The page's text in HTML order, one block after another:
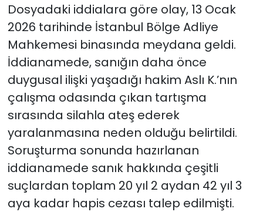
Dosyadaki iddialara göre olay, 13 Ocak
2026 tarihinde İstanbul Bölge Adliye
Mahkemesi binasında meydana geldi.
İddianamede, sanığın daha önce
duygusal ilişki yaşadığı hakim Aslı K.’nın
çalışma odasında çıkan tartışma
sırasında silahla ateş ederek
yaralanmasına neden olduğu belirtildi.
Soruşturma sonunda hazırlanan
iddianamede sanık hakkında çeşitli
suçlardan toplam 20 yıl 2 aydan 42 yıl 3
aya kadar hapis cezası talep edilmişti.